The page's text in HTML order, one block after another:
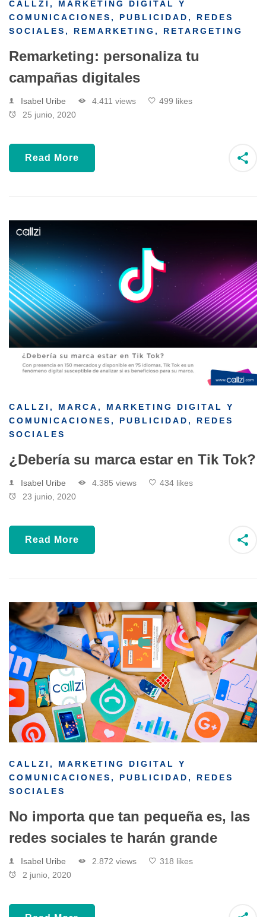
CALLZI , MARKETING DIGITAL Y
COMUNICACIONES , PUBLICIDAD , REDES
SOCIALES , REMARKETING , RETARGETING
Remarketing: personaliza tu
campañas digitales
Isabel Uribe 4.411 views
499 likes
25 junio, 2020
Read More
CALLZI , MARCA , MARKETING DIGITAL Y
COMUNICACIONES , PUBLICIDAD , REDES
SOCIALES
¿Debería su marca estar en Tik Tok?
Isabel Uribe 4.385 views
434 likes
23 junio, 2020
Read More
CALLZI , MARKETING DIGITAL Y
COMUNICACIONES , PUBLICIDAD , REDES
SOCIALES
No importa que tan pequeña es, las
redes sociales te harán grande
Isabel Uribe 2.872 views
318 likes
2 junio, 2020